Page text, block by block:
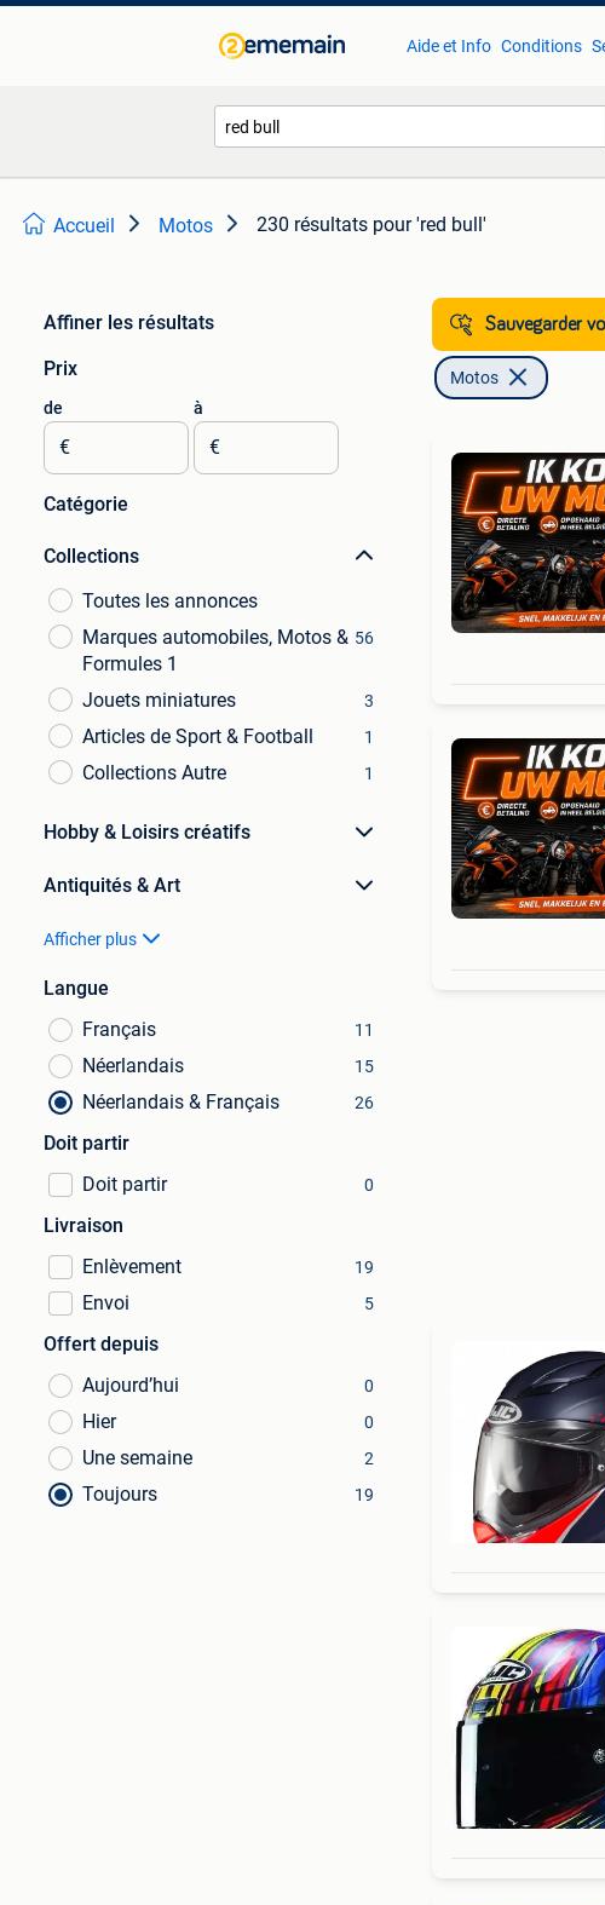
Aide et Info Conditions
Accueil Motos 230 résultats pour 'red bull'
Affiner les résultats
Prix
de
€
à
€
Catégorie
Collections
Toutes les annonces
Marques automobiles, Motos &
Formules 1
56
Jouets miniatures 3
Articles de Sport & Football 1
Collections Autre 1
Hobby & Loisirs créatifs
Antiquités & Art
Afficher plus
Langue
Français
11
Néerlandais 15
Néerlandais & Français 26
Doit partir
Doit partir
0
Livraison
Enlèvement
19
Envoi 5
Offert depuis
Aujourd’hui
0
Hier 0
Une semaine 2
Toujours 19
Sauvegarder
Motos